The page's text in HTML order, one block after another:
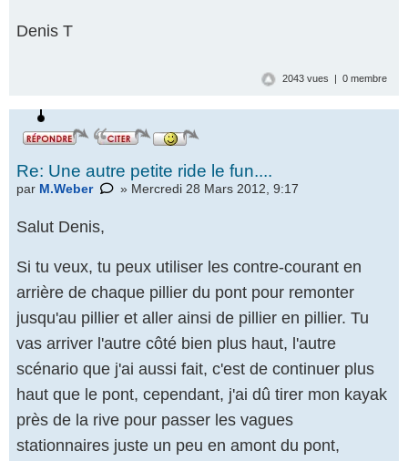
Denis T
2043 vues | 0 membre
Re: Une autre petite ride le fun....
par M.Weber » Mercredi 28 Mars 2012, 9:17
Salut Denis,
Si tu veux, tu peux utiliser les contre-courant en
arrière de chaque pillier du pont pour remonter
jusqu'au pillier et aller ainsi de pillier en pillier. Tu
vas arriver l'autre côté bien plus haut, l'autre
scénario que j'ai aussi fait, c'est de continuer plus
haut que le pont, cependant, j'ai dû tirer mon kayak
près de la rive pour passer les vagues
stationnaires juste un peu en amont du pont,